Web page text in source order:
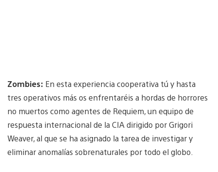
Zombies: En esta experiencia cooperativa tú y hasta
tres operativos más os enfrentaréis a hordas de horrores
no muertos como agentes de Requiem, un equipo de
respuesta internacional de la CIA dirigido por Grigori
Weaver, al que se ha asignado la tarea de investigar y
eliminar anomalías sobrenaturales por todo el globo.